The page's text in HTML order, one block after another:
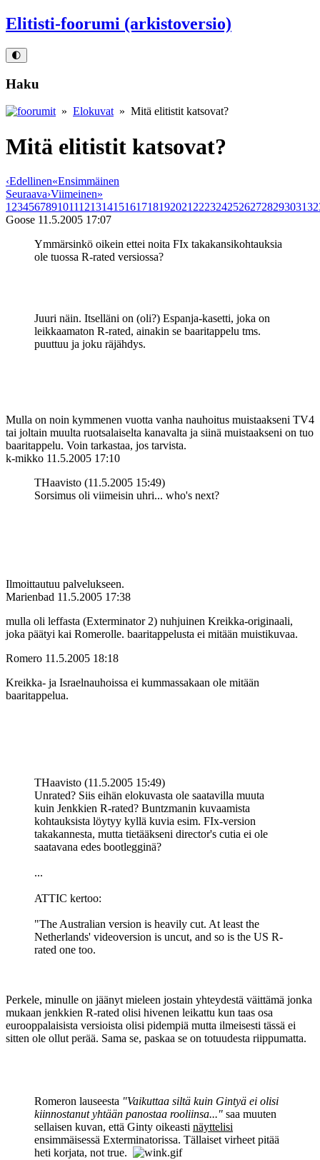
Elitisti-foorumi (arkistoversio)
🌓
Haku
» Elokuvat » Mitä elitistit katsovat?
Mitä elitistit katsovat?
‹Edellinen«Ensimmäinen
Seuraava›Viimeinen»
1 23456789101112131415161718192021 2223242526272829303132
Goose 11.5.2005 17:07
Ymmärsinkö oikein ettei noita FIx takakansikohtauksia
ole tuossa R-rated versiossa?
Juuri näin. Itselläni on (oli?) Espanja-kasetti, joka on
leikkaamaton R-rated, ainakin se baaritappelu tms.
puuttuu ja joku räjähdys.
Mulla on noin kymmenen vuotta vanha nauhoitus muistaakseni TV4
tai joltain muulta ruotsalaiselta kanavalta ja siinä muistaakseni on tuo
baaritappelu. Voin tarkastaa, jos tarvista.
k-mikko 11.5.2005 17:10
THaavisto (11.5.2005 15:49)
Sorsimus oli viimeisin uhri... who's next?
Ilmoittautuu palvelukseen.
Marienbad 11.5.2005 17:38
mulla oli leffasta (Exterminator 2) nuhjuinen Kreikka-originaali,
joka päätyi kai Romerolle. baaritappelusta ei mitään muistikuvaa.
Romero 11.5.2005 18:18
Kreikka- ja Israelnauhoissa ei kummassakaan ole mitään
baaritappelua.
THaavisto (11.5.2005 15:49)
Unrated? Siis eihän elokuvasta ole saatavilla muuta
kuin Jenkkien R-rated? Buntzmanin kuvaamista
kohtauksista löytyy kyllä kuvia esim. FIx-version
takakannesta, mutta tietääkseni director's cutia ei ole
saatavana edes bootlegginä?
...
ATTIC kertoo:
"The Australian version is heavily cut. At least the
Netherlands' videoversion is uncut, and so is the US R-
rated one too.
Perkele, minulle on jäänyt mieleen jostain yhteydestä väittämä jonka
mukaan jenkkien R-rated olisi hivenen leikattu kun taas osa
eurooppalaisista versioista olisi pidempiä mutta ilmeisesti tässä ei
sitten ole ollut perää. Sama se, paskaa se on totuudesta riippumatta.
Romeron lauseesta "Vaikuttaa siltä kuin Gintyä ei olisi
kiinnostanut yhtään panostaa rooliinsa..." saa muuten
sellaisen kuvan, että Ginty oikeasti näyttelisi
ensimmäisessä Exterminatorissa. Tällaiset virheet pitää
heti korjata, not true.